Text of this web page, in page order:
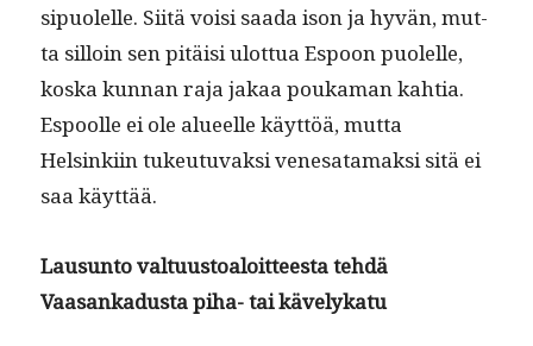
sipuolelle. Siitä voisi saa­da ison ja hyvän, mut­
ta sil­loin sen pitäisi ulot­tua Espoon puolelle,
kos­ka kun­nan raja jakaa pouka­man kah­tia.
Espoolle ei ole alueelle käyt­töä, mut­ta
Helsinki­in tukeu­tu­vak­si vene­sa­ta­mak­si sitä ei
saa käyttää.
Lausun­to val­tu­us­toaloit­teesta tehdä
Vaasankadus­ta piha- tai kävelykatu